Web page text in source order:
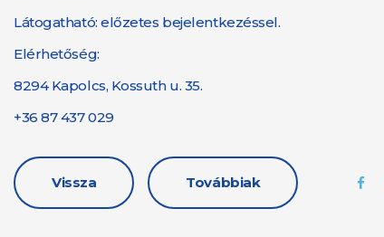
Látogatható: előzetes bejelentkezéssel.
Elérhetőség:
8294 Kapolcs, Kossuth u. 35.
+36 87 437 029
Vissza Továbbiak